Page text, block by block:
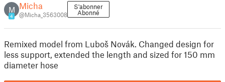
M
4
Micha
@Micha_3563008
S'abonner
Abonné
Remixed model from Luboš Novák. Changed design for
less support, extended the length and sized for 150 mm
diameter hose